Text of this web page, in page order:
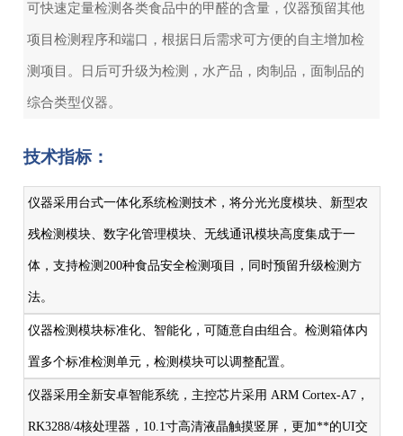
可快速定量检测各类食品中的甲醛的含量，仪器预留其他
项目检测程序和端口，根据日后需求可方便的自主增加检
测项目。日后可升级为检测，水产品，肉制品，面制品的
综合类型仪器。
技术指标：
仪器采用台式一体化系统检测技术，将分光光度模块、新型农
残检测模块、数字化管理模块、无线通讯模块高度集成于一
体，支持检测200种食品安全检测项目，同时预留升级检测方
法。
仪器检测模块标准化、智能化，可随意自由组合。检测箱体内
置多个标准检测单元，检测模块可以调整配置。
仪器采用全新安卓智能系统，主控芯片采用 ARM Cortex-A7，
RK3288/4核处理器，10.1寸高清液晶触摸竖屏，更加**的UI交